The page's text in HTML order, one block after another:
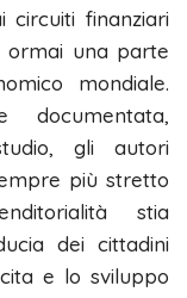
circuiti finanziari
ormai una parte
mondiale.
documentata,
gli autori
più stretto
stia
dei cittadini
e lo sviluppo